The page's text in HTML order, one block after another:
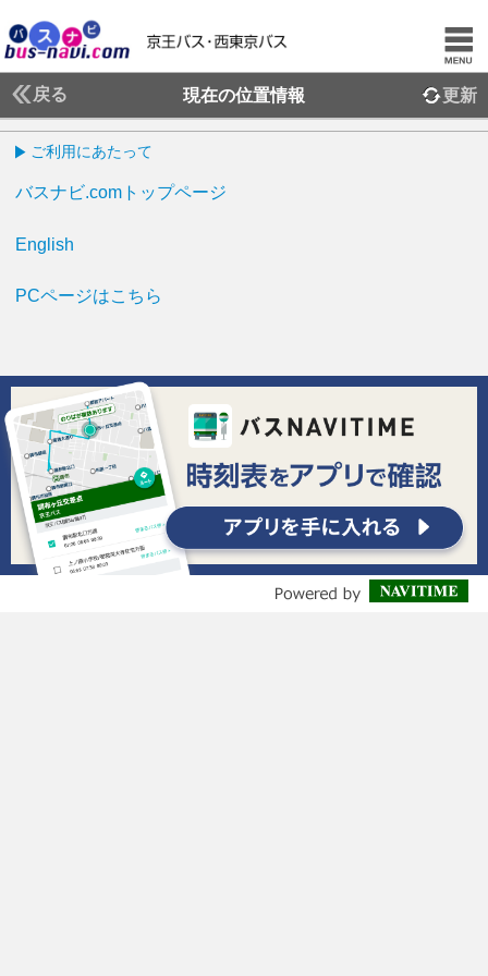
戻る 現在の位置情報 更新
ご利用にあたって
バスナビ.comトップページ
English
PCページはこちら